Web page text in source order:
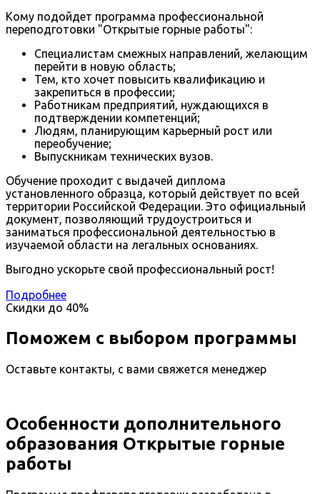
Кому подойдет программа профессиональной
переподготовки "Открытые горные работы":
Специалистам смежных направлений, желающим
перейти в новую область;
Тем, кто хочет повысить квалификацию и
закрепиться в профессии;
Работникам предприятий, нуждающихся в
подтверждении компетенций;
Людям, планирующим карьерный рост или
переобучение;
Выпускникам технических вузов.
Обучение проходит с выдачей диплома
установленного образца, который действует по всей
территории Российской Федерации. Это официальный
документ, позволяющий трудоустроиться и
заниматься профессиональной деятельностью в
изучаемой области на легальных основаниях.
Выгодно ускорьте свой профессиональный рост!
Подробнее
Скидки до 40%
Поможем с выбором программы
Оставьте контакты, с вами свяжется менеджер
Особенности дополнительного
образования Открытые горные
работы